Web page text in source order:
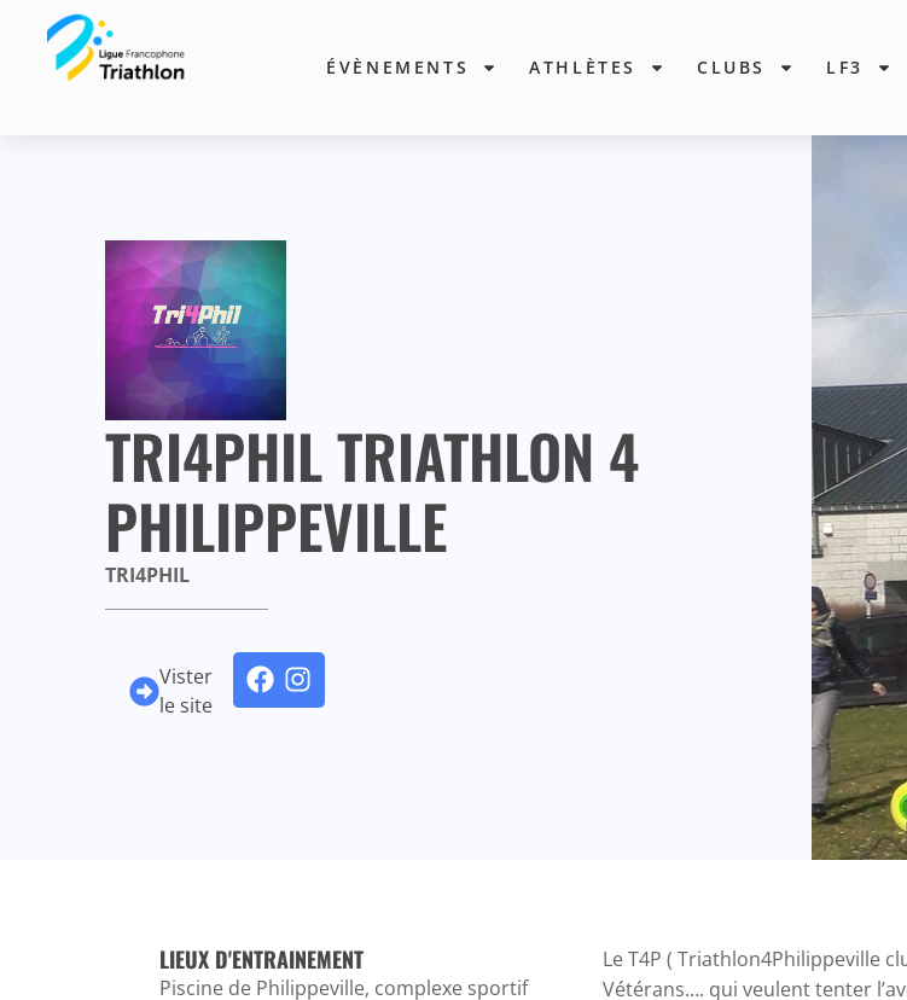
ÉVÈNEMENTS ATHLÈTES CLUBS LF3
TRI4PHIL TRIATHLON 4
PHILIPPEVILLE
TRI4PHIL
Vister
le site
LIEUX D'ENTRAINEMENT
Piscine de Philippeville, complexe sportif
Le T4P ( Triathlon4Philippeville
Vétérans…. qui veulent tenter